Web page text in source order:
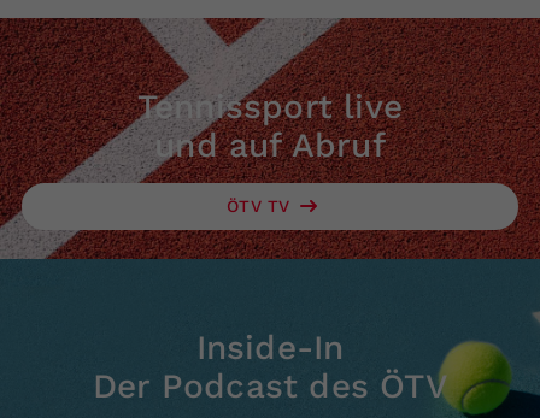
Tennissport live
und auf Abruf
ÖTV TV
Inside-In
Der Podcast des ÖTV